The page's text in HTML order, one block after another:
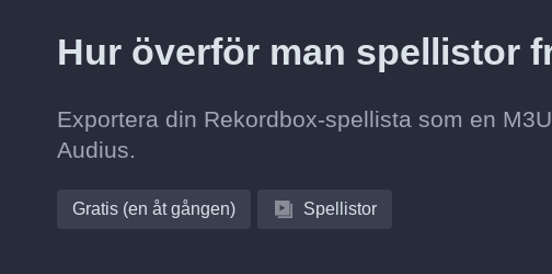
Hur överför man spellistor
Exportera din Rekordbox-spellista som en
Audius.
Gratis (en åt gången) Spellistor